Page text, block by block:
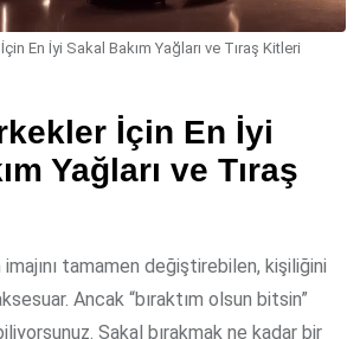
En İyi Sakal Bakım Yağları ve Tıraş Kitleri
İçin En İyi
Yağları ve Tıraş
tamamen değiştirebilen, kişiliğini
Ancak “bıraktım olsun bitsin”
Sakal bırakmak ne kadar bir